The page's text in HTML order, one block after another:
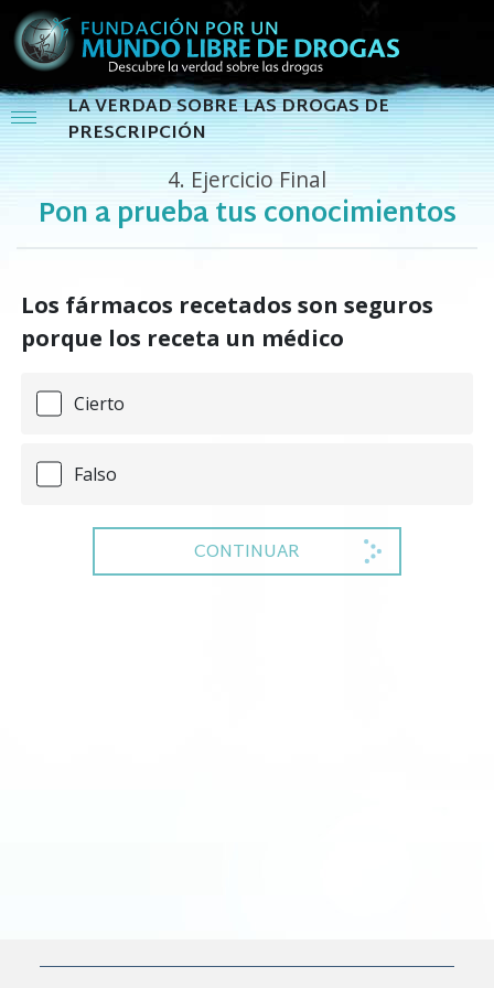
LA VERDAD SOBRE LAS DROGAS DE
PRESCRIPCIÓN
4. Ejercicio Final
Pon a prueba tus conocimientos
Los fármacos recetados son seguros
porque los receta un médico
Cierto
Falso
CONTINUAR